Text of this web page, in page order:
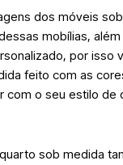
dos móveis
mobílias,
por isso
feito com as
com o seu estilo de
sob medida